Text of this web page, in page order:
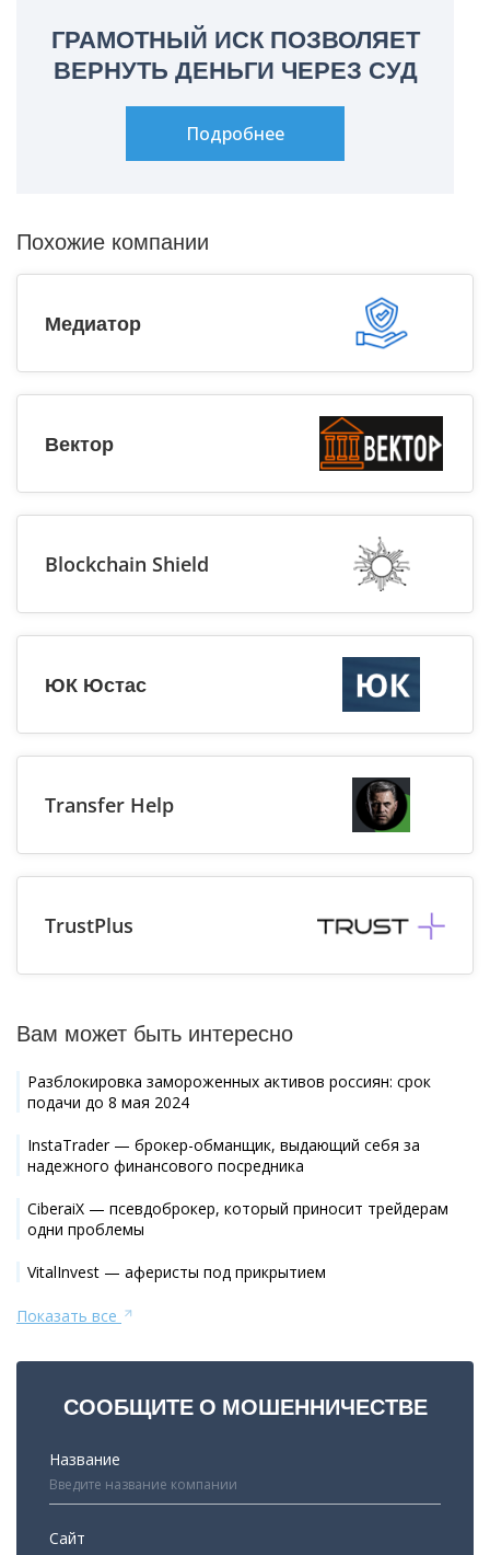
ГРАМОТНЫЙ ИСК ПОЗВОЛЯЕТ
ВЕРНУТЬ ДЕНЬГИ ЧЕРЕЗ СУД
Подробнее
Похожие компании
Медиатор
Вектор
Blockchain Shield
ЮК Юстас
Transfer Help
TrustPlus
Вам может быть интересно
Разблокировка замороженных активов россиян: срок
подачи до 8 мая 2024
InstaTrader — брокер-обманщик, выдающий себя за
надежного финансового посредника
CiberaiX — псевдоброкер, который приносит трейдерам
одни проблемы
VitalInvest — аферисты под прикрытием
Показать все
СООБЩИТЕ О МОШЕННИЧЕСТВЕ
Название
Сайт